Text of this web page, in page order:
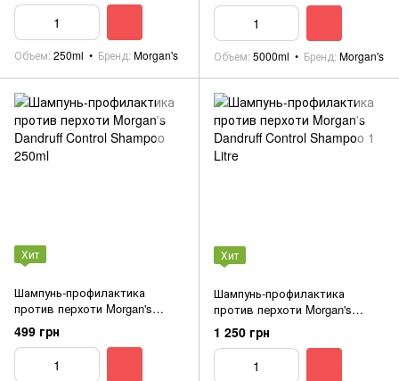
Объем 250ml Бренд Morgan's Объем 5000ml Бренд Morgan's
Хит
Шампунь-профилактика
против перхоти Morgan's
Dandruff Control Shampoo 250ml
499 грн
Хит
Шампунь-профилактика
против перхоти Morgan's
Dandruff Control Shampoo 1 Litre
1 250 грн